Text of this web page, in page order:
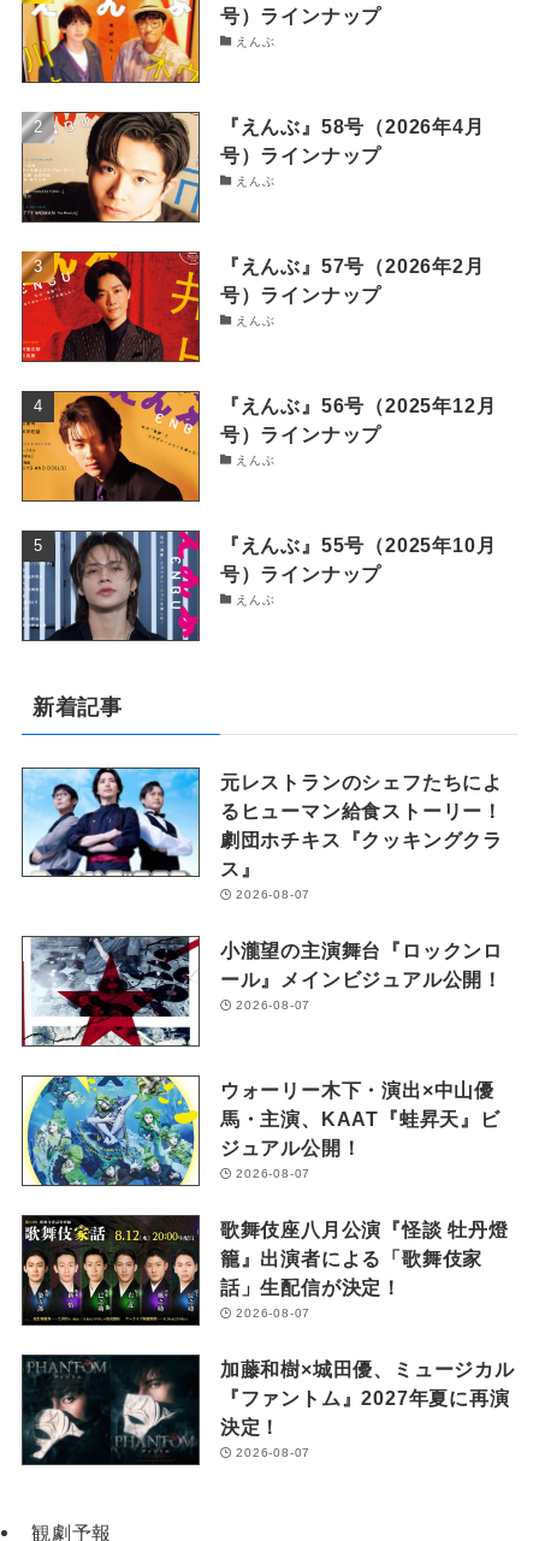
号）ラインナップ
えんぶ
『えんぶ』58号（2026年4月
号）ラインナップ
えんぶ
『えんぶ』57号（2026年2月
号）ラインナップ
えんぶ
『えんぶ』56号（2025年12月
号）ラインナップ
えんぶ
『えんぶ』55号（2025年10月
号）ラインナップ
えんぶ
新着記事
元レストランのシェフたちによ
るヒューマン給食ストーリー！
劇団ホチキス『クッキングクラ
ス』
2026-08-07
小瀧望の主演舞台『ロックンロ
ール』メインビジュアル公開！
2026-08-07
ウォーリー木下・演出×中山優
馬・主演、KAAT『蛙昇天』ビ
ジュアル公開！
2026-08-07
歌舞伎座八月公演『怪談 牡丹燈
籠』出演者による「歌舞伎家
話」生配信が決定！
2026-08-07
加藤和樹×城田優、ミュージカル
『ファントム』2027年夏に再演
決定！
2026-08-07
観劇予報